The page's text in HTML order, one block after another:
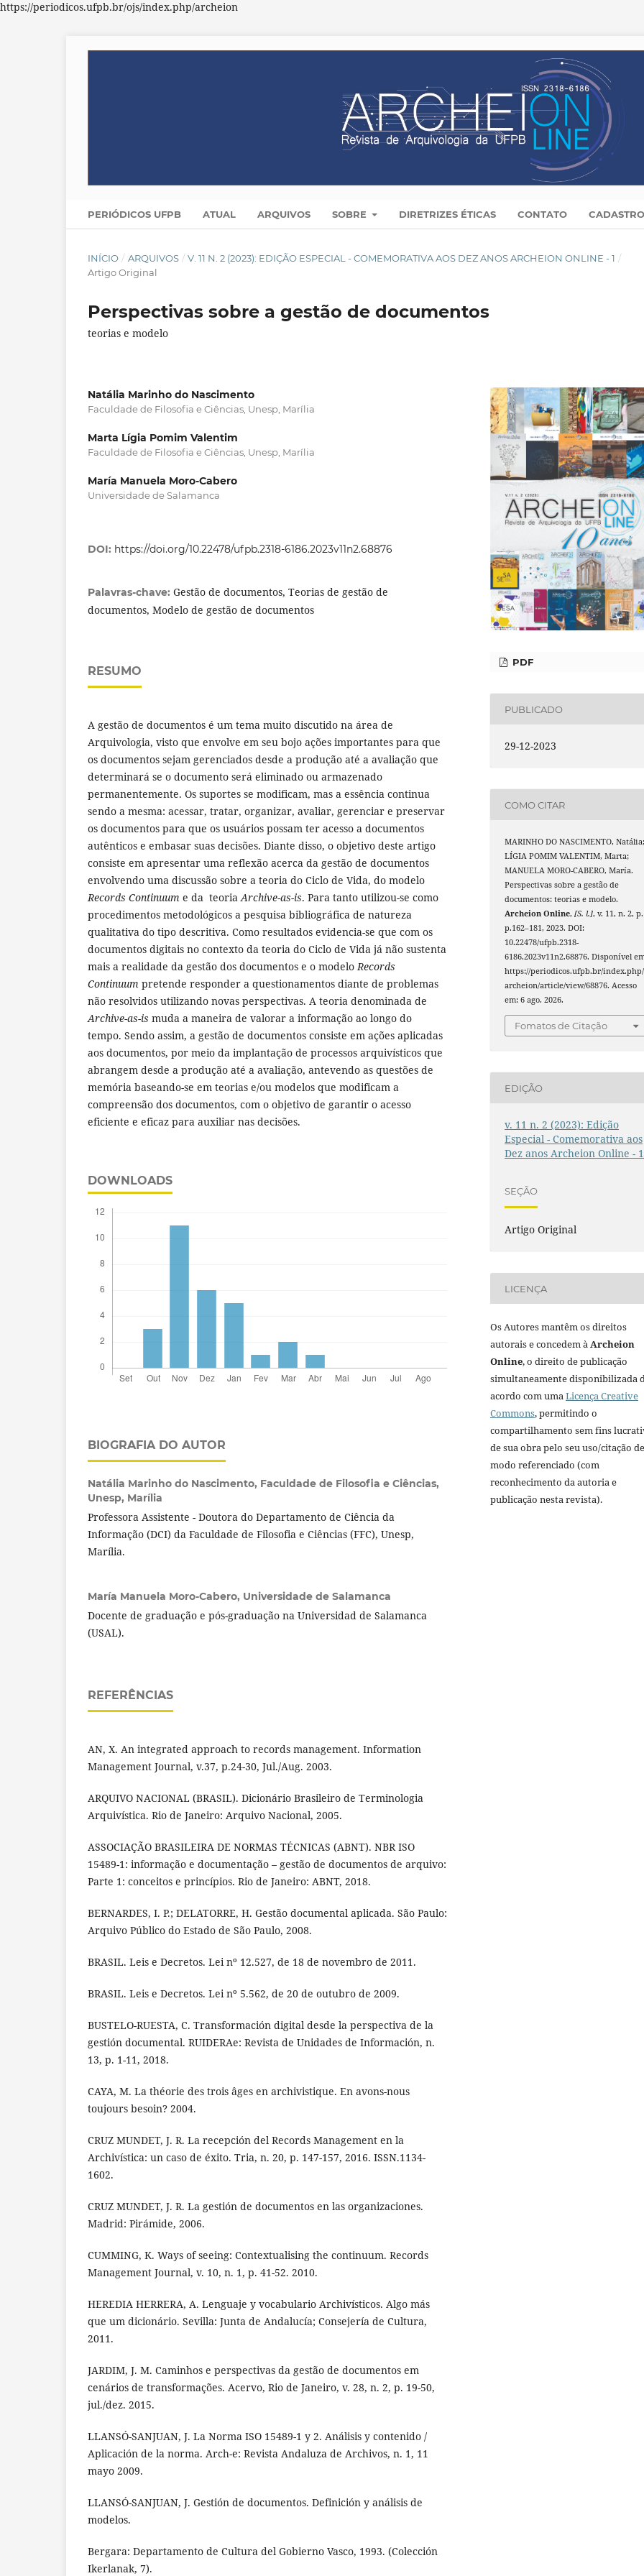
https://periodicos.ufpb.br/ojs/index.php/archeion
PERIÓDICOS UFPB ATUAL ARQUIVOS SOBRE DIRETRIZES ÉTICAS CONTATO
INÍCIO / ARQUIVOS / V. 11 N. 2 (2023): EDIÇÃO ESPECIAL - COMEMORATIVA AOS DEZ ANOS ARCHEION ONLINE - 1 /
Artigo Original
Perspectivas sobre a gestão de documentos
teorias e modelo
Natália Marinho do Nascimento
Faculdade de Filosofia e Ciências, Unesp, Marília
Marta Lígia Pomim Valentim
Faculdade de Filosofia e Ciências, Unesp, Marília
María Manuela Moro-Cabero
Universidade de Salamanca
DOI: https://doi.org/10.22478/ufpb.2318-6186.2023v11n2.68876
Palavras-chave: Gestão de documentos, Teorias de gestão de
documentos, Modelo de gestão de documentos
RESUMO
A gestão de documentos é um tema muito discutido na área de
Arquivologia, visto que envolve em seu bojo ações importantes para que
os documentos sejam gerenciados desde a produção até a avaliação que
determinará se o documento será eliminado ou armazenado
permanentemente. Os suportes se modificam, mas a essência continua
sendo a mesma: acessar, tratar, organizar, avaliar, gerenciar e preservar
os documentos para que os usuários possam ter acesso a documentos
autênticos e embasar suas decisões. Diante disso, o objetivo deste artigo
consiste em apresentar uma reflexão acerca da gestão de documentos
envolvendo uma discussão sobre a teoria do Ciclo de Vida, do modelo
Records Continuum e da teoriaArchive-as-is. Para tanto utilizou-se como
procedimentos metodológicos a pesquisa bibliográfica de natureza
qualitativa do tipo descritiva. Como resultados evidencia-se que com os
documentos digitais no contexto da teoria do Ciclo de Vida já não sustenta
mais a realidade da gestão dos documentos e o modeloRecords
Continuum pretende responder a questionamentos diante de problemas
não resolvidos utilizando novas perspectivas. A teoria denominada de
Archive-as-is muda a maneira de valorar a informação ao longo do
tempo. Sendo assim, a gestão de documentos consiste em ações aplicadas
aos documentos, por meio da implantação de processos arquivísticos que
abrangem desde a produção até a avaliação, antevendo as questões de
memória baseando-se em teorias e/ou modelos que modificam a
compreensão dos documentos, com o objetivo de garantir o acesso
eficiente e eficaz para auxiliar nas decisões.
DOWNLOADS
BIOGRAFIA DO AUTOR
Natália Marinho do Nascimento, Faculdade de Filosofia e Ciências,
Unesp, Marília
Professora Assistente - Doutora do Departamento de Ciência da
Informação (DCI) da Faculdade de Filosofia e Ciências (FFC), Unesp,
Marília.
María Manuela Moro-Cabero, Universidade de Salamanca
Docente de graduação e pós-graduação na Universidad de Salamanca
(USAL).
REFERÊNCIAS
AN, X. An integrated approach to records management. Information
Management Journal, v.37, p.24-30, Jul./Aug. 2003.
ARQUIVO NACIONAL (BRASIL). Dicionário Brasileiro de Terminologia
Arquivística. Rio de Janeiro: Arquivo Nacional, 2005.
ASSOCIAÇÃO BRASILEIRA DE NORMAS TÉCNICAS (ABNT). NBR ISO
15489-1: informação e documentação – gestão de documentos de arquivo:
Parte 1: conceitos e princípios. Rio de Janeiro: ABNT, 2018.
BERNARDES, I. P.; DELATORRE, H. Gestão documental aplicada. São Paulo:
Arquivo Público do Estado de São Paulo, 2008.
BRASIL. Leis e Decretos. Lei nº 12.527, de 18 de novembro de 2011.
BRASIL. Leis e Decretos. Lei nº 5.562, de 20 de outubro de 2009.
BUSTELO-RUESTA, C. Transformación digital desde la perspectiva de la
gestión documental. RUIDERAe: Revista de Unidades de Información, n.
13, p. 1-11, 2018.
CAYA, M. La théorie des trois âges en archivistique. En avons-nous
toujours besoin? 2004.
CRUZ MUNDET, J. R. La recepción del Records Management en la
Archivística: un caso de éxito. Tria, n. 20, p. 147-157, 2016. ISSN.1134-
1602.
CRUZ MUNDET, J. R. La gestión de documentos en las organizaciones.
Madrid: Pirámide, 2006.
CUMMING, K. Ways of seeing: Contextualising the continuum. Records
Management Journal, v. 10, n. 1, p. 41-52. 2010.
HEREDIA HERRERA, A. Lenguaje y vocabulario Archivísticos. Algo más
que um dicionário. Sevilla: Junta de Andalucía; Consejería de Cultura,
2011.
JARDIM, J. M. Caminhos e perspectivas da gestão de documentos em
cenários de transformações. Acervo, Rio de Janeiro, v. 28, n. 2, p. 19-50,
jul./dez. 2015.
LLANSÓ-SANJUAN, J. La Norma ISO 15489-1 y 2. Análisis y contenido /
Aplicación de la norma. Arch-e: Revista Andaluza de Archivos, n. 1, 11
mayo 2009.
LLANSÓ-SANJUAN, J. Gestión de documentos. Definición y análisis de
modelos.
Bergara: Departamento de Cultura del Gobierno Vasco, 1993. (Colección
Ikerlanak, 7).
PDF
PUBLICADO
29-12-2023
COMO CITAR
MARINHO DO NASCIMENTO,
LÍGIA POMIM VALENTIM, Marta;
MANUELA MORO-CABERO, María.
Perspectivas sobre a gestão de
documentos: teorias e modelo.
Archeion Online,[S. l.], v. 11, n. 2, p.
p.162–181, 2023. DOI:
10.22478/ufpb.2318-
6186.2023v11n2.68876. Disponível
https://periodicos.ufpb.br/index.php/
archeion/article/view/68876. Acesso
em: 6 ago. 2026.
Fomatos de Citação
EDIÇÃO
v. 11 n. 2 (2023): Edição
Especial - Comemorativa aos
Dez anos Archeion Online - 1
SEÇÃO
Artigo Original
LICENÇA
Os Autores mantêm os direitos
autorais e concedem àArcheion
Online, o direito de publicação
simultaneamente disponibilizada
acordo com umaLicença Creative
Commons, permitindo o
compartilhamento sem fins
de sua obra pelo seu uso/citação de
modo referenciado (com
reconhecimento da autoria e
publicação nesta revista).